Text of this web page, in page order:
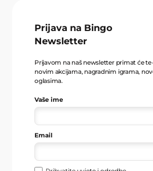
Prijava na Bingo
Newsletter
Prijavom na naš newsletter primat će te
novim akcijama, nagradnim igrama,
oglasima.
Vaše ime
Email